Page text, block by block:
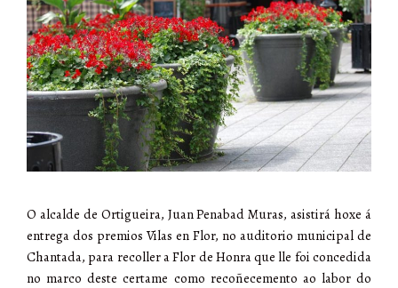
O alcalde de Ortigueira, Juan Penabad Muras, asistirá hoxe á
entrega dos premios Vilas en Flor, no auditorio municipal de
Chantada, para recoller a Flor de Honra que lle foi concedida
no marco deste certame como recoñecemento ao labor do